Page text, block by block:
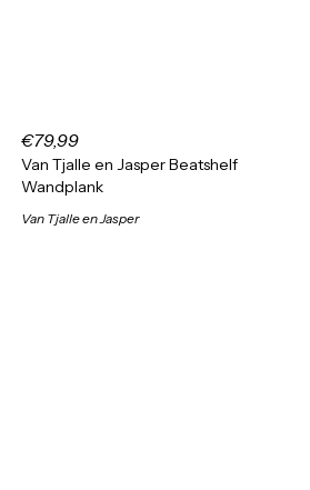
€79,99
Van Tjalle en Jasper Beatshelf
Wandplank
Van Tjalle en Jasper